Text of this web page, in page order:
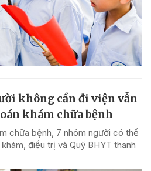
không cần đi viện vẫn
khám chữa bệnh
chữa bệnh, 7 nhóm người có thể
điều trị và Quỹ BHYT thanh